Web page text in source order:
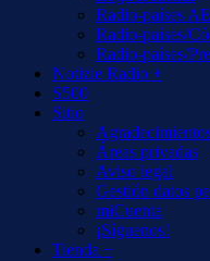
Radio-países
Radio-países/
Radio-países/
Notizie Radio +
S500
Sitio
Áreas privadas
Aviso legal
Gestión datos
miCuenta
¡Síguenos!
Tienda +